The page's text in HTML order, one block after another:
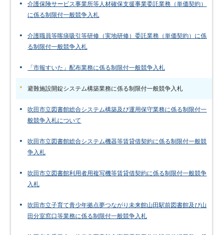
介護保険サービス事業所等人材確保支援事業委託業務（単価契約）
に係る制限付一般競争入札
介護職員等喀痰吸引等研修（実地研修）委託業務（単価契約）に係
る制限付一般競争入札
「市報すいた」配布業務に係る制限付一般競争入札
避難施設開錠システム構築業務に係る制限付一般競争入札
吹田市立図書館総合システム構築及び運用保守業務に係る制限付一
般競争入札について
吹田市立図書館総合システム機器等賃貸借契約に係る制限付一般競
争入札
吹田市立図書館利用者用複写機等賃貸借契約に係る制限付一般競争
入札
吹田市立子育て青少年拠点夢つながり未来館山田駅前図書館及び山
田分室窓口等業務に係る制限付一般競争入札